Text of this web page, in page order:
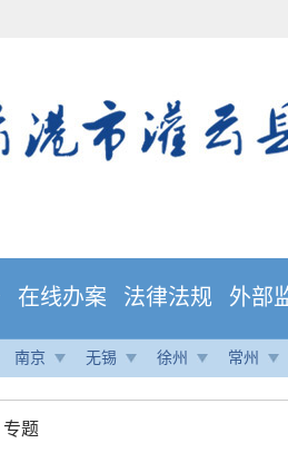
在线办案 法律法规 外部
南京 无锡 徐州 常州
专题